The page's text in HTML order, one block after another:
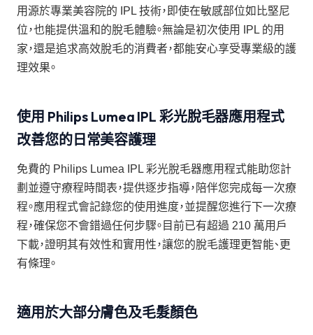
用源於專業美容院的 IPL 技術，即使在敏感部位如比堅尼
位，也能提供溫和的脫毛體驗。無論是初次使用 IPL 的用
家，還是追求高效脫毛的消費者，都能安心享受專業級的護
理效果。
使用 Philips Lumea IPL 彩光脫毛器應用程式
改善您的日常美容護理
免費的 Philips Lumea IPL 彩光脫毛器應用程式能助您計
劃並遵守療程時間表，提供逐步指導，陪伴您完成每一次療
程。應用程式會記錄您的使用進度，並提醒您進行下一次療
程，確保您不會錯過任何步驟。目前已有超過 210 萬用戶
下載，證明其有效性和實用性，讓您的脫毛護理更智能、更
有條理。
適用於大部分膚色及毛髮顏色